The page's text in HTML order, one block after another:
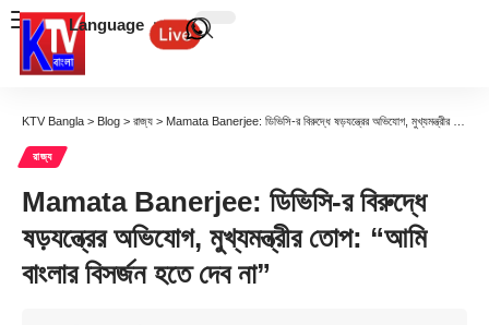
Language
KTV Bangla > Blog > রাজ্য > Mamata Banerjee: ডিভিসি-র বিরুদ্ধে ষড়যন্ত্রের অভিযোগ, মুখ্যমন্ত্রীর তোপ: “আমি বাংলার বিসর্জন হতে দেব না”
রাজ্য
Mamata Banerjee: ডিভিসি-র বিরুদ্ধে
ষড়যন্ত্রের অভিযোগ, মুখ্যমন্ত্রীর তোপ: “আমি
বাংলার বিসর্জন হতে দেব না”